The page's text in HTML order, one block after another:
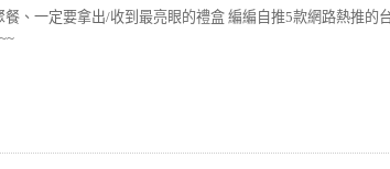
、一定要拿出/收到最亮眼的禮盒 編編自推5款網路熱推的